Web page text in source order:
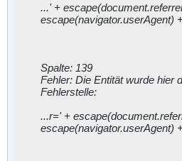
...' +
escape(navigator.userAgent)
Spalte: 139
Fehler: Die Entität wurde hier
Fehlerstelle:
...r=' +
escape(navigator.userAgent)